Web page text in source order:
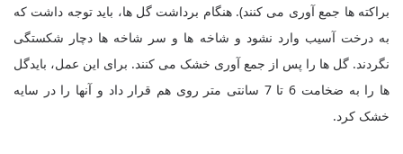
براکته ها جمع آوری می کنند). هنگام برداشت گل ها، باید توجه داشت که
به درخت آسیب وارد نشود و شاخه ها و سر شاخه ها دچار شکستگی
نگردند. گل ها را پس از جمع آوری خشک می کنند. برای این عمل، بایدگل
ها را به ضخامت 6 تا 7 سانتی متر روی هم قرار داد و آنها را در سایه
خشک کرد.